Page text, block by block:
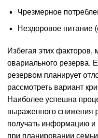
Чрезмерное
Нездоровое питание
Избегая этих
овариального резерва.
резервом планирует
рассмотреть вариант
Наиболее успешна
выраженного снижения
получать информацию и
при планировании